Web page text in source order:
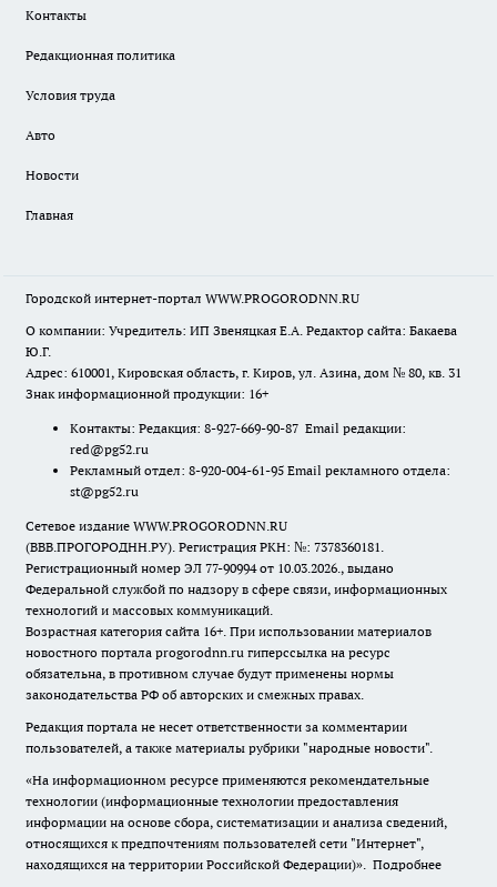
Контакты
Редакционная политика
Условия труда
Авто
Новости
Главная
Городской интернет-портал WWW.PROGORODNN.RU
О компании: Учредитель: ИП Звеняцкая Е.А. Редактор сайта: Бакаева
Ю.Г.
Адрес: 610001, Кировская область, г. Киров, ул. Азина, дом № 80, кв. 31
Знак информационной продукции: 16+
Контакты: Редакция: 8-927-669-90-87 Email редакции:
red@pg52.ru
Рекламный отдел: 8-920-004-61-95 Email рекламного отдела:
st@pg52.ru
Сетевое издание WWW.PROGORODNN.RU
(ВВВ.ПРОГОРОДНН.РУ). Регистрация РКН: №: 7378360181.
Регистрационный номер ЭЛ 77-90994 от 10.03.2026., выдано
Федеральной службой по надзору в сфере связи, информационных
технологий и массовых коммуникаций.
Возрастная категория сайта 16+. При использовании материалов
новостного портала progorodnn.ru гиперссылка на ресурс
обязательна, в противном случае будут применены нормы
законодательства РФ об авторских и смежных правах.
Редакция портала не несет ответственности за комментарии
пользователей, а также материалы рубрики "народные новости".
«На информационном ресурсе применяются рекомендательные
технологии (информационные технологии предоставления
информации на основе сбора, систематизации и анализа сведений,
относящихся к предпочтениям пользователей сети "Интернет",
находящихся на территории Российской Федерации)». Подробнее